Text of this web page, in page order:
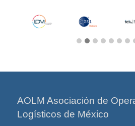
AOLM Asociación de
Logísticos de México